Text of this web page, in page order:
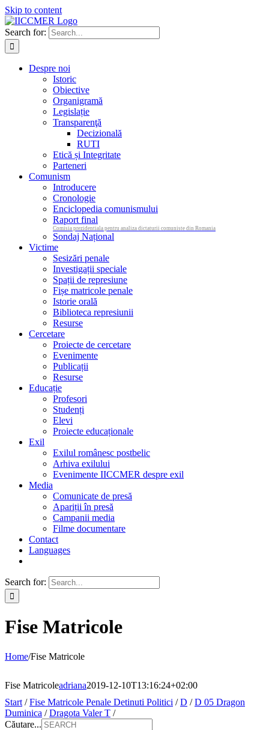
Skip to content
Search for:
Despre noi
Istoric
Obiective
Organigramă
Legislație
Transparenţă
Decizională
RUTI
Etică și Integritate
Parteneri
Comunism
Introducere
Cronologie
Enciclopedia comunismului
Raport final
Comisia prezidentiala pentru analiza dictaturii comuniste din Romania
Sondaj Național
Victime
Sesizări penale
Investigații speciale
Spații de represiune
Fișe matricole penale
Istorie orală
Biblioteca represiunii
Resurse
Cercetare
Proiecte de cercetare
Evenimente
Publicații
Resurse
Educație
Profesori
Studenți
Elevi
Proiecte educaționale
Exil
Exilul românesc postbelic
Arhiva exilului
Evenimente IICCMER despre exil
Media
Comunicate de presă
Apariții în presă
Campanii media
Filme documentare
Contact
Languages
Search for:
Fise Matricole
Home/Fise Matricole
Fise Matricoleadriana2019-12-10T13:16:24+02:00
Start /Fise Matricole Penale Detinuti Politici /D /D 05 Dragon
Duminica /Dragota Valer T /
Căutare...